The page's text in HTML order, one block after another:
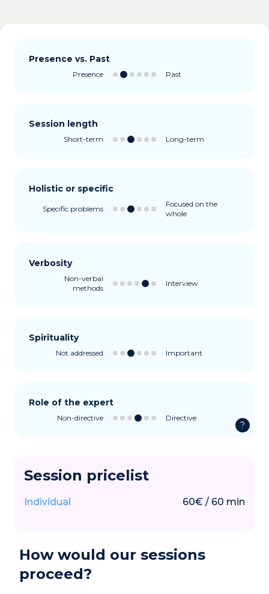
Presence vs. Past
Presence Past
Session length
Short-term Long-term
Holistic or specific
Specific problems
Focused on the
whole
Verbosity
Non-verbal
methods
Interview
Spirituality
Not addressed Important
Role of the expert
Non-directive Directive
?
Session pricelist
Individual 60€ / 60 min
How would our sessions
proceed?